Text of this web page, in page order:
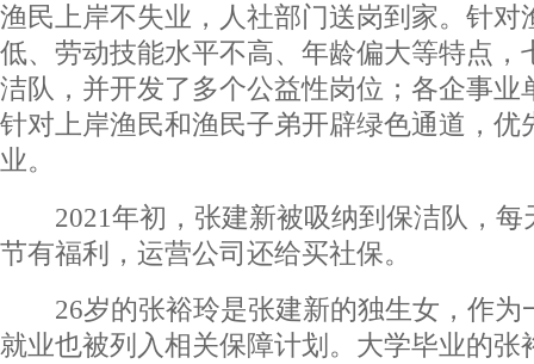
渔民上岸不失业，人社部门送岗到家。针对
低、劳动技能水平不高、年龄偏大等特点，
洁队，并开发了多个公益性岗位；各企事业
针对上岸渔民和渔民子弟开辟绿色通道，优
业。
2021年初，张建新被吸纳到保洁队，每
节有福利，运营公司还给买社保。
26岁的张裕玲是张建新的独生女，作为
就业也被列入相关保障计划。大学毕业的张